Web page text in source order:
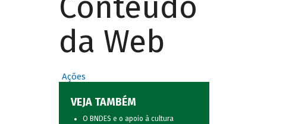
da Web
Ações
VEJA TAMBÉM
O BNDES e o apoio à cultura